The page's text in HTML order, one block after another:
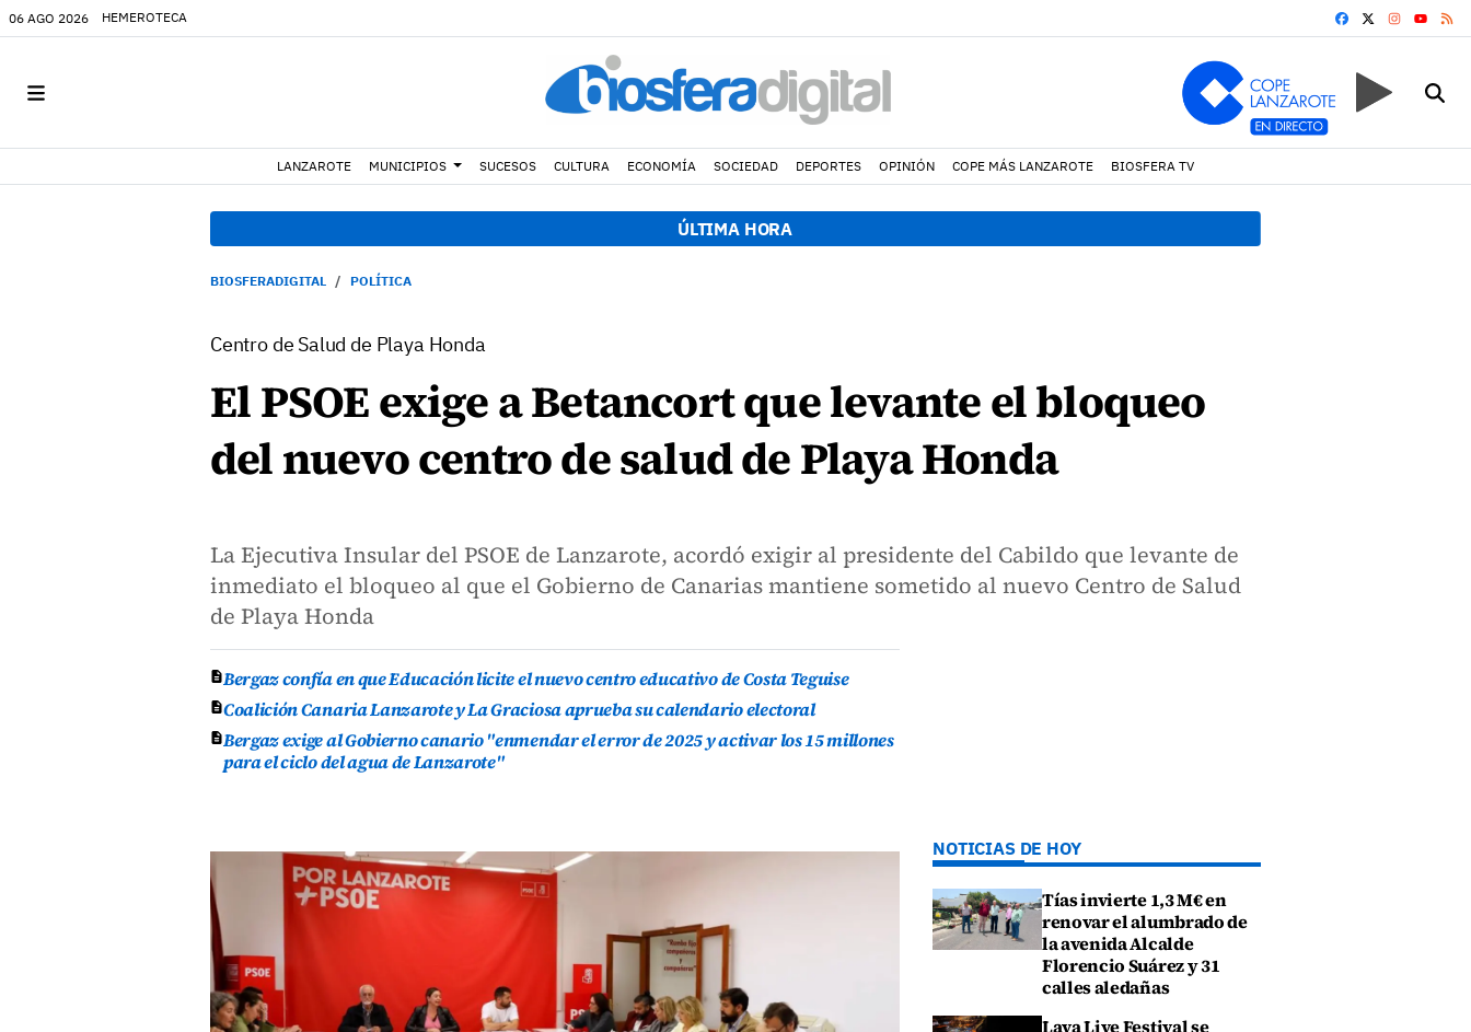
06 AGO 2026 HEMEROTECA FACEBOOK
YOUTUBE
LANZAROTE MUNICIPIOS SUCESOS CULTURA ECONOMÍA SOCIEDAD DEPORTES OPINIÓN COPE MÁS LANZAROTE BIOSFERA TV
ÚLTIMA HORA
BIOSFERADIGITAL POLÍTICA
Centro de Salud de Playa Honda
El PSOE exige a Betancort que levante el bloqueo
del nuevo centro de salud de Playa Honda
La Ejecutiva Insular del PSOE de Lanzarote, acordó exigir al presidente del Cabildo que levante de
inmediato el bloqueo al que el Gobierno de Canarias mantiene sometido al nuevo Centro de Salud
de Playa Honda
Bergaz confía en que Educación licite el nuevo centro educativo de Costa Teguise
Coalición Canaria Lanzarote y La Graciosa aprueba su calendario electoral
Bergaz exige al Gobierno canario "enmendar el error de 2025 y activar los 15 millones
para el ciclo del agua de Lanzarote"
NOTICIAS DE HOY
Tías invierte 1,3 M€ en
renovar el alumbrado de
la avenida Alcalde
Florencio Suárez y 31
calles aledañas
Lava Live Festival se